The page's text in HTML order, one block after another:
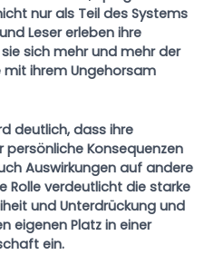
nur als Teil des Systems
Leser erleben ihre
sich mehr und mehr der
ihrem Ungehorsam
deutlich, dass ihre
persönliche Konsequenzen
Auswirkungen auf andere
Rolle verdeutlicht die starke
und Unterdrückung und
eigenen Platz in einer
ein.